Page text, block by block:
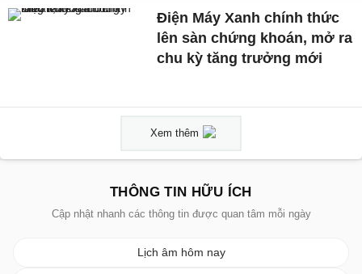
Điện Máy Xanh chính thức
lên sàn chứng khoán, mở ra
chu kỳ tăng trưởng mới
Xem thêm
THÔNG TIN HỮU ÍCH
Cập nhật nhanh các thông tin được quan tâm mỗi ngày
Lịch âm hôm nay